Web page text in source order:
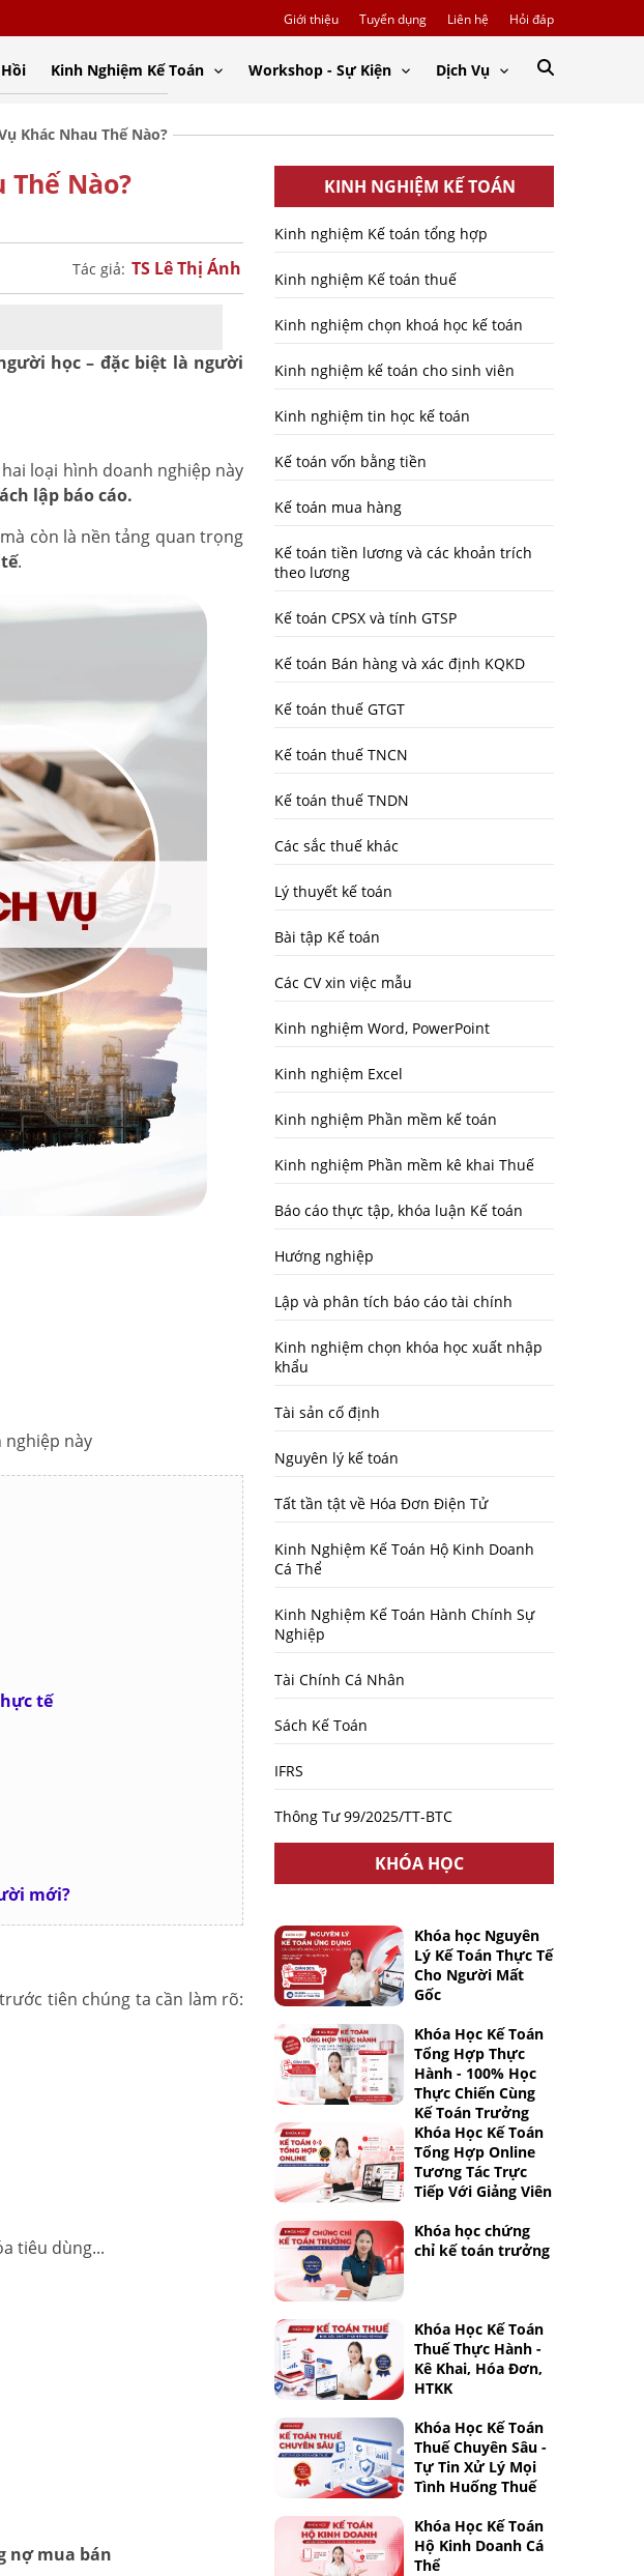
Giới thiệu Tuyển dụng Liên hệ Hỏi đáp
Kinh Nghiệm Kế Toán Workshop - Sự Kiện Dịch Vụ
Khác Nhau Thế Nào?
Thế Nào?
Tác giả: TS Lê Thị Ánh
học – đặc biệt là người
loại hình doanh nghiệp này
lập báo cáo.
còn là nền tảng quan trọng
.
nghiệp này
tế
mới?
tiên chúng ta cần làm rõ:
tiêu dùng...
nợ mua bán
KINH NGHIỆM KẾ TOÁN
Kinh nghiệm Kế toán tổng hợp
Kinh nghiệm Kế toán thuế
Kinh nghiệm chọn khoá học kế toán
Kinh nghiệm kế toán cho sinh viên
Kinh nghiệm tin học kế toán
Kế toán vốn bằng tiền
Kế toán mua hàng
Kế toán tiền lương và các khoản trích
theo lương
Kế toán CPSX và tính GTSP
Kế toán Bán hàng và xác định KQKD
Kế toán thuế GTGT
Kế toán thuế TNCN
Kế toán thuế TNDN
Các sắc thuế khác
Lý thuyết kế toán
Bài tập Kế toán
Các CV xin việc mẫu
Kinh nghiệm Word, PowerPoint
Kinh nghiệm Excel
Kinh nghiệm Phần mềm kế toán
Kinh nghiệm Phần mềm kê khai Thuế
Báo cáo thực tập, khóa luận Kế toán
Hướng nghiệp
Lập và phân tích báo cáo tài chính
Kinh nghiệm chọn khóa học xuất nhập
khẩu
Tài sản cố định
Nguyên lý kế toán
Tất tần tật về Hóa Đơn Điện Tử
Kinh Nghiệm Kế Toán Hộ Kinh Doanh
Cá Thể
Kinh Nghiệm Kế Toán Hành Chính Sự
Nghiệp
Tài Chính Cá Nhân
Sách Kế Toán
IFRS
Thông Tư 99/2025/TT-BTC
KHÓA HỌC
Khóa học Nguyên
Lý Kế Toán Thực Tế
Cho Người Mất
Gốc
Khóa Học Kế Toán
Tổng Hợp Thực
Hành - 100% Học
Thực Chiến Cùng
Kế Toán Trưởng
Khóa Học Kế Toán
Tổng Hợp Online
Tương Tác Trực
Tiếp Với Giảng Viên
Khóa học chứng
chỉ kế toán trưởng
Khóa Học Kế Toán
Thuế Thực Hành -
Kê Khai, Hóa Đơn,
HTKK
Khóa Học Kế Toán
Thuế Chuyên Sâu -
Tự Tin Xử Lý Mọi
Tình Huống Thuế
Khóa Học Kế Toán
Hộ Kinh Doanh Cá
Thể